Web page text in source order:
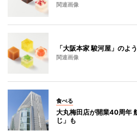
関連画像
「大阪本家 駿河屋」のよ
関連画像
食べる
大丸梅田店が開業40周年
じ」も